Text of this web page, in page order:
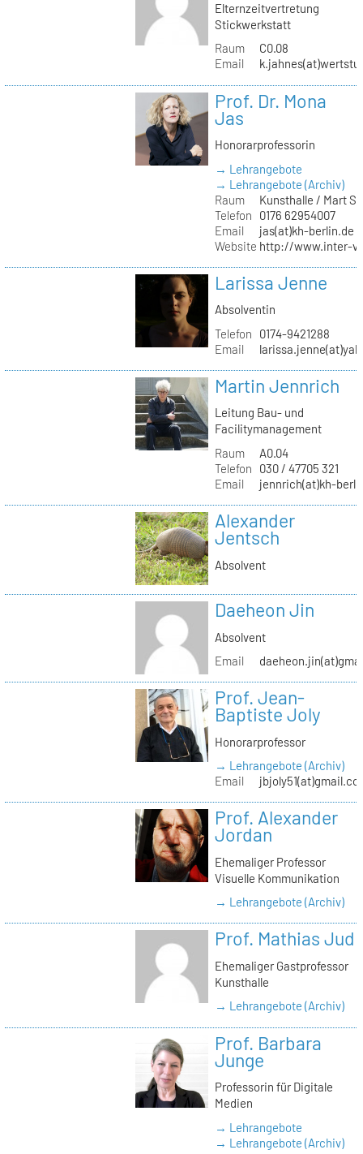
Elternzeitvertretung
Stickwerkstatt
Raum
C0.08
Email
Prof. Dr. Mona
Jas
Honorarprofessorin
→ Lehrangebote
→ Lehrangebote (Archiv)
Raum
Kunsthalle / Mart
Telefon
0176 62954007
Email
jas(at)kh-berlin.de
Website http://www.inter-
Larissa Jenne
Absolventin
Telefon
0174-9421288
Email
Martin Jennrich
Leitung Bau- und
Facilitymanagement
Raum
A0.04
Telefon
030 / 47705 321
Email
jennrich(at)kh-
Alexander
Jentsch
Absolvent
Daeheon Jin
Absolvent
Email
Prof. Jean-
Baptiste Joly
Honorarprofessor
→ Lehrangebote (Archiv)
Email
Prof. Alexander
Jordan
Ehemaliger Professor
Visuelle Kommunikation
→ Lehrangebote (Archiv)
Prof. Mathias Jud
Ehemaliger Gastprofessor
Kunsthalle
→ Lehrangebote (Archiv)
Prof. Barbara
Junge
Professorin für Digitale
Medien
→ Lehrangebote
→ Lehrangebote (Archiv)